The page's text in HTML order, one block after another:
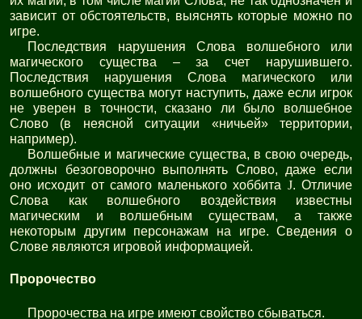
зависит от обстоятельств, выяснять которые можно по
игре.
Последствия нарушения Слова волшебного или
магического существа – за счет нарушившего.
Последствия нарушения Слова магического или
волшебного существа могут наступить, даже если игрок
не уверен в точности, сказано ли было волшебное
Слово (в неясной ситуации «ничьей» территории,
например).
Волшебные и магические существа, в свою очередь,
должны безоговорочно выполнять Слово, даже если
оно исходит от самого маленького хоббита J. Отличие
Слова как волшебного воздействия известны
магическим и волшебным существам, а также
некоторым другим персонажам на игре. Сведения о
Слове являются игровой информацией.
Пророчество
Пророчества на игре имеют свойство сбываться.